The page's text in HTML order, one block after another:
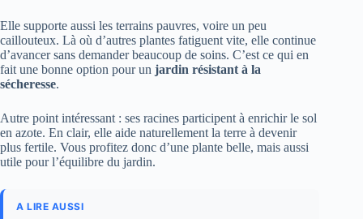
Elle supporte aussi les terrains pauvres, voire un peu
caillouteux. Là où d’autres plantes fatiguent vite, elle continue
d’avancer sans demander beaucoup de soins. C’est ce qui en
fait une bonne option pour un jardin résistant à la
sécheresse.
Autre point intéressant : ses racines participent à enrichir le sol
en azote. En clair, elle aide naturellement la terre à devenir
plus fertile. Vous profitez donc d’une plante belle, mais aussi
utile pour l’équilibre du jardin.
A LIRE AUSSI